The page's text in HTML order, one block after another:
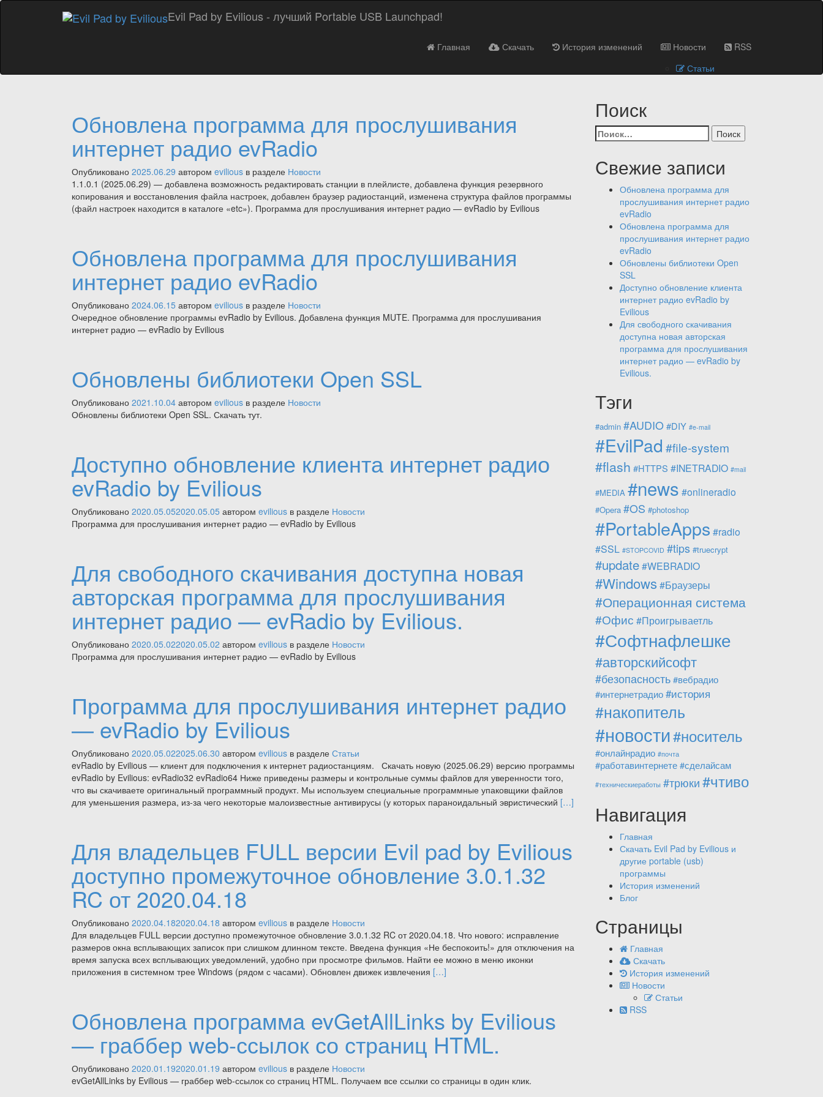
Evil Pad by Evilious - лучший Portable USB Launchpad!
Главная
Скачать История изменений
Новости
Статьи
RSS
Обновлена программа для прослушивания
интернет радио evRadio
Опубликовано 2025.06.29 автором evilious в разделе Новости
1.1.0.1 (2025.06.29) — добавлена возможность редактировать станции в плейлисте, добавлена функция резервного
копирования и восстановления файла настроек, добавлен браузер радиостанций, изменена структура файлов программы
(файл настроек находится в каталоге «etc»). Программа для прослушивания интернет радио — evRadio by Evilious
Обновлена программа для прослушивания
интернет радио evRadio
Опубликовано 2024.06.15 автором evilious в разделе Новости
Очередное обновление программы evRadio by Evilious. Добавлена функция MUTE. Программа для прослушивания
интернет радио — evRadio by Evilious
Обновлены библиотеки Open SSL
Опубликовано 2021.10.04 автором evilious в разделе Новости
Обновлены библиотеки Open SSL. Скачать тут.
Доступно обновление клиента интернет радио
evRadio by Evilious
Опубликовано 2020.05.052020.05.05 автором evilious в разделе Новости
Программа для прослушивания интернет радио — evRadio by Evilious
Для свободного скачивания доступна новая
авторская программа для прослушивания
интернет радио — evRadio by Evilious.
Опубликовано 2020.05.022020.05.02 автором evilious в разделе Новости
Программа для прослушивания интернет радио — evRadio by Evilious
Программа для прослушивания интернет радио
— evRadio by Evilious
Опубликовано 2020.05.022025.06.30 автором evilious в разделе Статьи
evRadio by Evilious — клиент для подключения к интернет радиостанциям. Скачать новую (2025.06.29) версию программы
evRadio by Evilious: evRadio32 evRadio64 Ниже приведены размеры и контрольные суммы файлов для уверенности того,
что вы скачиваете оригинальный программный продукт. Мы используем специальные программные упаковщики файлов
для уменьшения размера, из-за чего некоторые малоизвестные антивирусы (у которых параноидальный эвристический Читать
прослушивания
интернет
[…]
Для владельцев FULL версии Evil pad by Evilious
доступно промежуточное обновление 3.0.1.32
RC от 2020.04.18
Опубликовано 2020.04.182020.04.18 автором evilious в разделе Новости
Для владельцев FULL версии доступно промежуточное обновление 3.0.1.32 RC от 2020.04.18. Что нового: исправление
размеров окна всплывающих записок при слишком длинном тексте. Введена функция «Не беспокоить!» для отключения на
время запуска всех всплывающих уведомлений, удобно при просмотре фильмов. Найти ее можно в меню иконки
приложения в системном трее Windows (рядом с часами). Обновлен движек извлечения Читать
FULL
версии
Evil
pad
Evilious
[…]
Обновлена программа evGetAllLinks by Evilious
— граббер web-ссылок со страниц HTML.
Опубликовано 2020.01.192020.01.19 автором evilious в разделе Новости
evGetAllLinks by Evilious — граббер web-ссылок со страниц HTML. Получаем все ссылки со страницы в один клик.
Поиск
Найти:
Свежие записи
Обновлена программа для
прослушивания интернет радио
evRadio
Обновлена программа для
прослушивания интернет радио
evRadio
Обновлены библиотеки Open
SSL
Доступно обновление клиента
интернет радио evRadio by
Evilious
Для свободного скачивания
доступна новая авторская
программа для прослушивания
интернет радио — evRadio by
Evilious.
Тэги
#admin #AUDIO#DIY #e-mail
#EvilPad #file-system
#flash #HTTPS #INETRADIO #mail
#MEDIA #news #onlineradio
#Opera #OS #photoshop
#PortableApps #radio
#SSL #STOPCOVID #tips #truecrypt
#update#WEBRADIO
#Windows #Браузеры
#Операционная система
#Офис #Проигрываетль
#Софтнафлешке
#авторскийсофт
#безопасность#вебрадио
#интернетрадио#история
#накопитель
#новости#носитель
#онлайнрадио #почта
#работавинтернете#сделайсам
#техническиеработы #трюки#чтиво
Навигация
Главная
Скачать Evil Pad by Evilious и
другие portable (usb)
программы
История изменений
Блог
Страницы
Главная
Скачать
История изменений
Новости
Статьи
RSS